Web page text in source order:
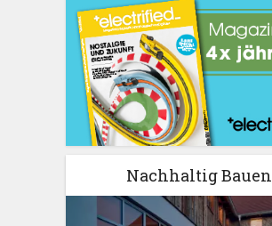
Nachhaltig Bauen